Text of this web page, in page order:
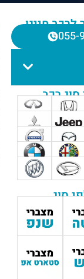
חייגו
055-
רכב
סוג